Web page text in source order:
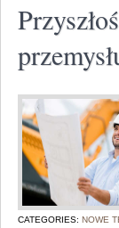
CATEGORIES: NOWE